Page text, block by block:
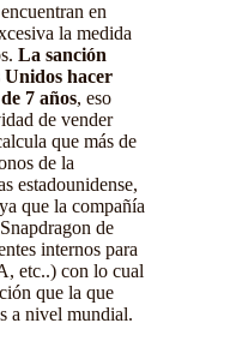
en
la medida
La sanción
Unidos hacer
7 años, eso
de vender
que más de
de la
estadounidense,
que la compañía
de
internos para
etc..) con lo cual
que la que
a nivel mundial.